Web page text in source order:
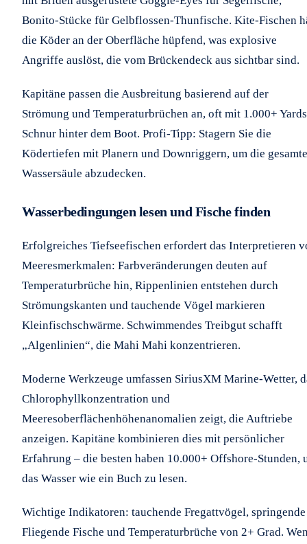
Bonito-Stücke für Gelbflossen-Thunfische. Kite-Fischen
die Köder an der Oberfläche hüpfend, was explosive
Angriffe auslöst, die vom Brückendeck aus sichtbar sind.
Kapitäne passen die Ausbreitung basierend auf der
Strömung und Temperaturbrüchen an, oft mit 1.000+ Yards
Schnur hinter dem Boot. Profi-Tipp: Stagern Sie die
Ködertiefen mit Planern und Downriggern, um die gesamte
Wassersäule abzudecken.
Wasserbedingungen lesen und Fische finden
Erfolgreiches Tiefseefischen erfordert das Interpretieren
Meeresmerkmalen: Farbveränderungen deuten auf
Temperaturbrüche hin, Rippenlinien entstehen durch
Strömungskanten und tauchende Vögel markieren
Kleinfischschwärme. Schwimmendes Treibgut schafft
„Algenlinien“, die Mahi Mahi konzentrieren.
Moderne Werkzeuge umfassen SiriusXM Marine-Wetter,
Chlorophyllkonzentration und
Meeresoberflächenhöhenanomalien zeigt, die Auftriebe
anzeigen. Kapitäne kombinieren dies mit persönlicher
Erfahrung – die besten haben 10.000+ Offshore-Stunden,
das Wasser wie ein Buch zu lesen.
Wichtige Indikatoren: tauchende Fregattvögel, springende
Fliegende Fische und Temperaturbrüche von 2+ Grad.